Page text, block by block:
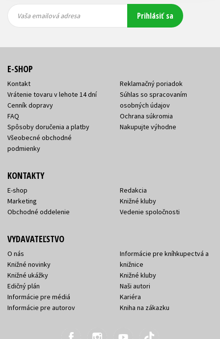
emailová
emailová
Vaša emailová adresa Prihlásiť sa
E-SHOP
Kontakt
Vrátenie tovaru v lehote 14 dní
Cenník dopravy
FAQ
Spôsoby doručenia a platby
Všeobecné obchodné
podmienky
Reklamačný poriadok
Súhlas so spracovaním
osobných údajov
Ochrana súkromia
Nakupujte výhodne
KONTAKTY
E-shop
Marketing
Obchodné oddelenie
Redakcia
Knižné kluby
Vedenie spoločnosti
VYDAVATEĽSTVO
O nás
Knižné novinky
Knižné ukážky
Edičný plán
Informácie pre médiá
Informácie pre autorov
Informácie pre kníhkupectvá a
knižnice
Knižné kluby
Naši autori
Kariéra
Kniha na zákazku